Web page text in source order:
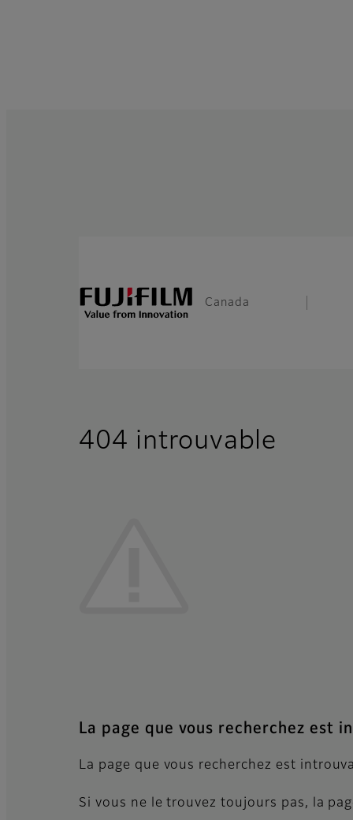
Canada
404 introuvable
La page que vous recherchez est
La page que vous recherchez est
Si vous ne le trouvez toujours pas, la